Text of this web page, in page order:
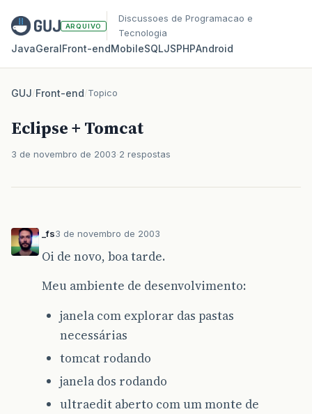
ARQUIVO
Discussoes de Programacao e
Tecnologia
JavaGeralFront‑endMobileSQLJSPHPAndroid
GUJ/Front-end/Topico
Eclipse + Tomcat
3 de novembro de 2003 2 respostas
_fs3 de novembro de 2003
Oi de novo, boa tarde.
Meu ambiente de desenvolvimento:
janela com explorar das pastas
necessárias
tomcat rodando
janela dos rodando
ultraedit aberto com um monte de